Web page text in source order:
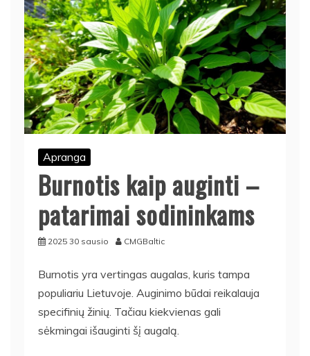
Apranga
Burnotis kaip auginti –
patarimai sodininkams
2025 30 sausio CMGBaltic
Burnotis yra vertingas augalas, kuris tampa
populiariu Lietuvoje. Auginimo būdai reikalauja
specifinių žinių. Tačiau kiekvienas gali
sėkmingai išauginti šį augalą.